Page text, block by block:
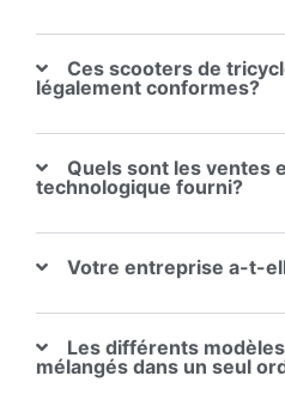
Ces scooters de
légalement conformes?
Quels sont les ventes
technologique fourni?
Votre entreprise a-t-
Les différents
mélangés dans un seul